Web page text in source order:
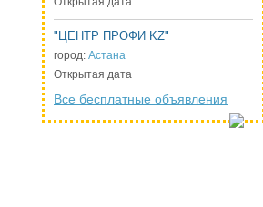
"ЦЕНТР ПРОФИ KZ"
город: Астана
Открытая дата
Все бесплатные объявления